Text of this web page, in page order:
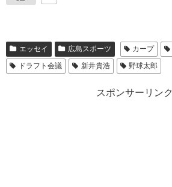
エッセイ 広島スポーツ カープ
ドラフト会議
新井貴浩 野球太郎
スポンサーリンク